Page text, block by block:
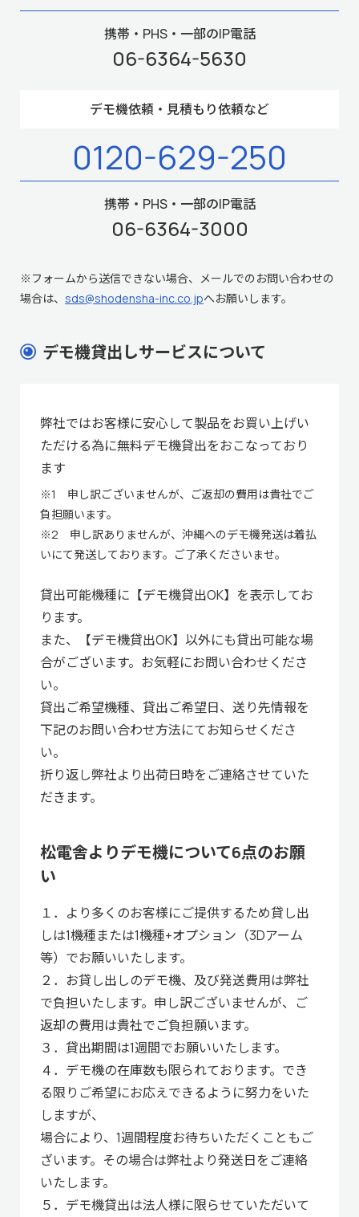
携帯・PHS・一部のIP電話
06-6364-5630
デモ機依頼・見積もり依頼など
0120-629-250
携帯・PHS・一部のIP電話
06-6364-3000
※フォームから送信できない場合、メールでのお問い合わせの
場合は、 sds@shodensha-inc.co.jpへお願いします。
デモ機貸出しサービスについて
弊社ではお客様に安心して製品をお買い上げい
ただける為に無料デモ機貸出をおこなっており
ます
※1 申し訳ございませんが、ご返却の費用は貴社でご
負担願います。
※2 申し訳ありませんが、沖縄へのデモ機発送は着払
いにて発送しております。ご了承くださいませ。
貸出可能機種に【デモ機貸出OK】を表示してお
ります。
また、【デモ機貸出OK】以外にも貸出可能な場
合がございます。お気軽にお問い合わせくださ
い。
貸出ご希望機種、貸出ご希望日、送り先情報を
下記のお問い合わせ方法にてお知らせくださ
い。
折り返し弊社より出荷日時をご連絡させていた
だきます。
松電舎よりデモ機について6点のお願
い
１．より多くのお客様にご提供するため貸し出
しは1機種または1機種+オプション（3Dアーム
等）でお願いいたします。
２．お貸し出しのデモ機、及び発送費用は弊社
で負担いたします。申し訳ございませんが、ご
返却の費用は貴社でご負担願います。
３．貸出期間は1週間でお願いいたします。
４．デモ機の在庫数も限られております。でき
る限りご希望にお応えできるように努力をいた
しますが、
場合により、1週間程度お待ちいただくこともご
ざいます。その場合は弊社より発送日をご連絡
いたします。
５．デモ機貸出は法人様に限らせていただいて